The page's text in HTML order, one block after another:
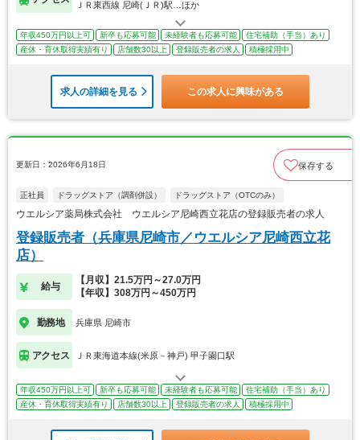
ＪＲ東西線 尼崎(ＪＲ)駅…ほか
年収450万円以上可 新卒も応募可能 未経験者も応募可能
住宅補助（手当）あり
産休・育休取得実績有り
店舗数30以上 登録販売者の求人 積極採用中
求人の詳細を見る この求人に興味がある
更新日：2026年6月18日 保存する
正社員 ドラッグストア（調剤併設） ドラッグストア（OTCのみ）
ウエルシア薬局株式会社 ウエルシア尼崎西立花店の登録販売者の求人
登録販売者（兵庫県尼崎市／ウエルシア尼崎西立花
店）
給与
【月収】21.5万円～27.0万円
【年収】308万円～450万円
勤務地 兵庫県 尼崎市
アクセス ＪＲ東海道本線(米原－神戸) 甲子園口駅
年収450万円以上可 新卒も応募可能 未経験者も応募可能
住宅補助（手当）あり
産休・育休取得実績有り
店舗数30以上 登録販売者の求人 積極採用中